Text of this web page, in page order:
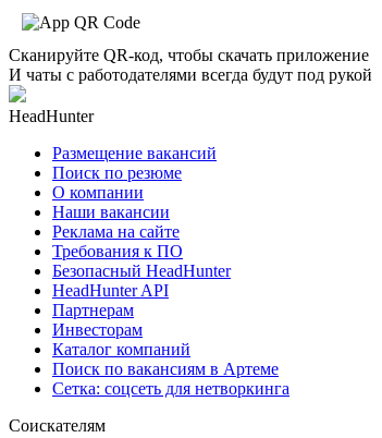
Сканируйте QR-код, чтобы скачать приложение
И чаты с работодателями всегда будут под рукой
HeadHunter
Размещение вакансий
Поиск по резюме
О компании
Наши вакансии
Реклама на сайте
Требования к ПО
Безопасный HeadHunter
HeadHunter API
Партнерам
Инвесторам
Каталог компаний
Поиск по вакансиям в Артеме
Сетка: соцсеть для нетворкинга
Соискателям